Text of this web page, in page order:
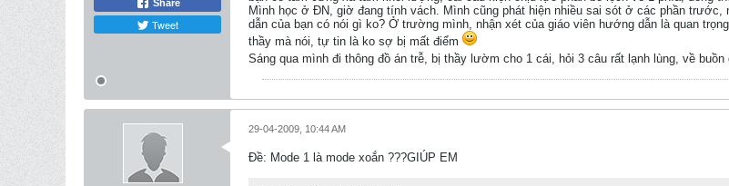
Share
Tweet
Mình học ở ĐN, giờ đang tính vách. Mình cũng phát hiện nhiều sai sót ở các phần
dẫn của bạn có nói gì ko? Ở trường mình, nhận xét của giáo viên hướng dẫn là quan
thầy mà nói, tự tin là ko sợ bị mất điểm
Sáng qua mình đi thông đồ án trễ, bị thầy lườm cho 1 cái, hỏi 3 câu rất lạnh lùng, về buồn
29-04-2009, 10:44 AM
Ðề: Mode 1 là mode xoắn ???GIÚP EM